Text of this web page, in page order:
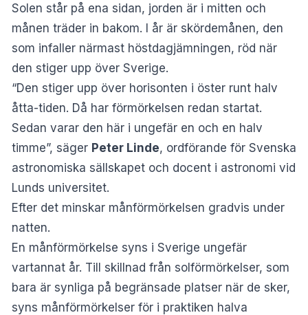
Solen står på ena sidan, jorden är i mitten och
månen träder in bakom. I år är skördemånen, den
som infaller närmast höstdagjämningen, röd när
den stiger upp över Sverige.
“Den stiger upp över horisonten i öster runt halv
åtta-tiden. Då har förmörkelsen redan startat.
Sedan varar den här i ungefär en och en halv
timme”, säger Peter Linde, ordförande för Svenska
astronomiska sällskapet och docent i astronomi vid
Lunds universitet.
Efter det minskar månförmörkelsen gradvis under
natten.
En månförmörkelse syns i Sverige ungefär
vartannat år. Till skillnad från solförmörkelser, som
bara är synliga på begränsade platser när de sker,
syns månförmörkelser för i praktiken halva